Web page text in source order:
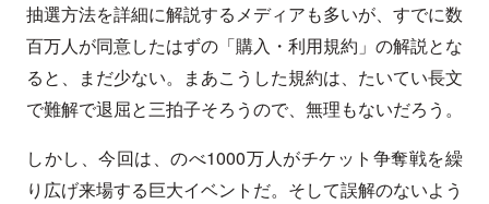
抽選方法を詳細に解説するメディアも多いが、すでに数
百万人が同意したはずの「購入・利用規約」の解説とな
ると、まだ少ない。まあこうした規約は、たいてい長文
で難解で退屈と三拍子そろうので、無理もないだろう。
しかし、今回は、のべ1000万人がチケット争奪戦を繰
り広げ来場する巨大イベントだ。そして誤解のないよう